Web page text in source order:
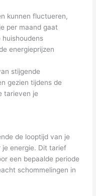
kunnen fluctueren,
per maand gaat
huishoudens
energieprijzen
stijgende
gezien tijdens de
tarieven je
de looptijd van je
je energie. Dit tarief
een bepaalde periode
schommelingen in